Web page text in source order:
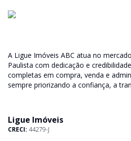
A Ligue Imóveis ABC atua no
Paulista com dedicação e
completas em compra, venda e
sempre priorizando a confiança, a
Ligue Imóveis
CRECI: 44279-J